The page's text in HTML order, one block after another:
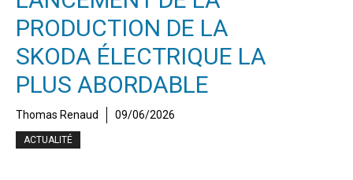
PRODUCTION DE LA
SKODA ÉLECTRIQUE LA
PLUS ABORDABLE
Thomas Renaud 09/06/2026
ACTUALITÉ